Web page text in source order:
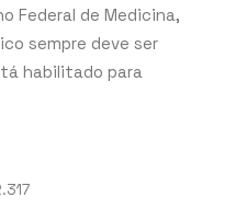
Federal de Medicina,
sempre deve ser
habilitado para